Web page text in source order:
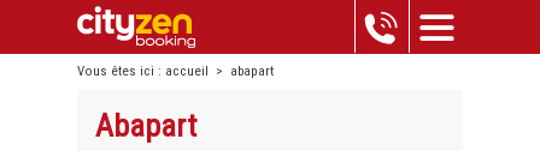
Vous êtes ici : accueil > abapart
Abapart